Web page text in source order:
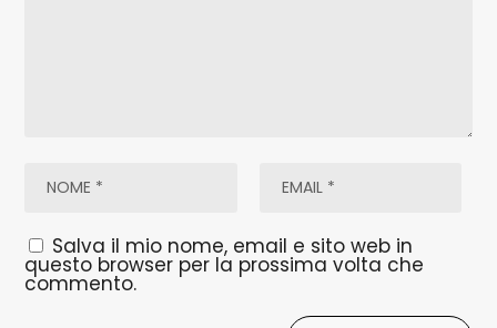
Salva il mio nome, email e sito web in
questo browser per la prossima volta che
commento.